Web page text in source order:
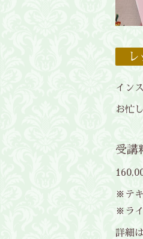
イン
お忙
受講
※テキ
※ライ
詳細